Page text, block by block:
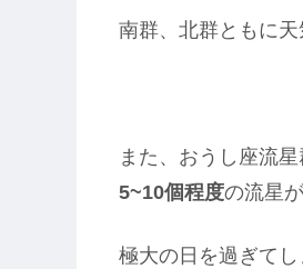
南群、北群ともに
また、おうし座流星
5~10個程度の流星
極大の日を過ぎて